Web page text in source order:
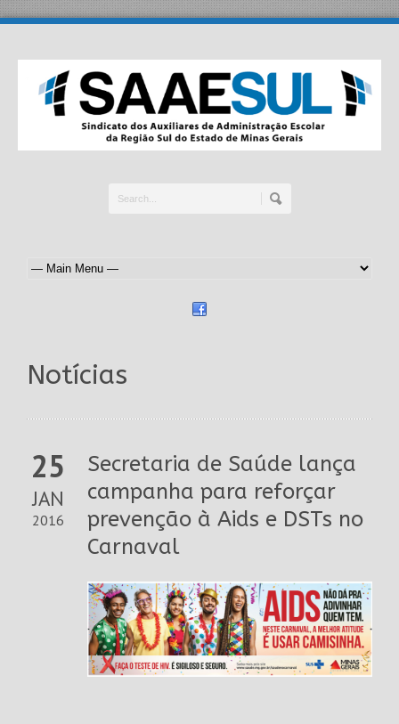
Notícias
25
JAN
2016
Secretaria de Saúde lança
campanha para reforçar
prevenção à Aids e DSTs no
Carnaval